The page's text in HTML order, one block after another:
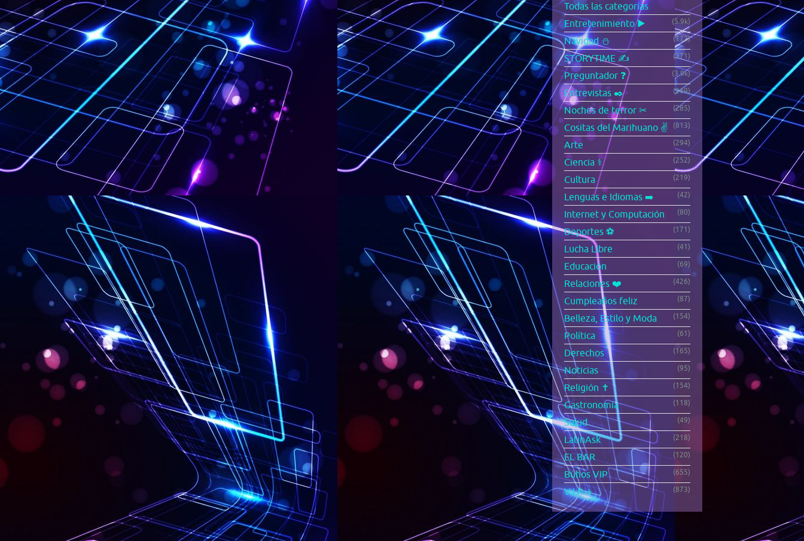
Todas las categorías
Entretenimiento ▶️
(5.9k)
Navidad ⛄ (172)
STORYTIME ✍️ (371)
Preguntador ❓ (3.9k)
Entrevistas ✒️ (269)
Noches de terror ✂ (285)
Cositas del Marihuano ✌️ (813)
Arte (294)
Ciencia ⚕️ (252)
Cultura (219)
Lenguas e Idiomas ➡️ (42)
Internet y Computación (80)
Deportes ⚽ (171)
Lucha Libre (41)
Educación (69)
Relaciones ❤️ (426)
Cumpleaños feliz (87)
Belleza, Estilo y Moda (154)
Política (61)
Derechos (165)
Noticias (95)
Religión ✝️ (154)
Gastronomía (118)
Salud (49)
LatinAsk (218)
EL BAR (120)
Búhos VIP (655)
V.I.P ⭐ (873)